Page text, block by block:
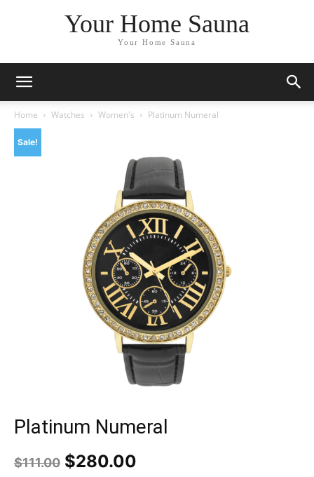
Your Home Sauna
Your Home Sauna
Home Watches Women's Platinum Numeral
Sale!
Platinum Numeral
$111.00 $280.00